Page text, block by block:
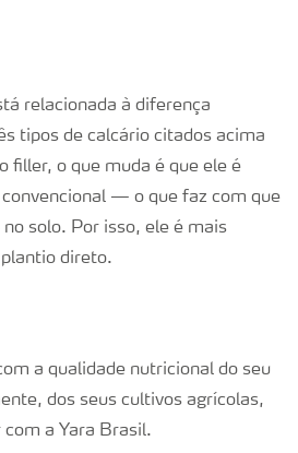
relacionada à diferença
tipos de calcário citados acima
filler, o que muda é que ele é
— o que faz com que
solo. Por isso, ele é mais
direto.
a qualidade nutricional do seu
dos seus cultivos agrícolas,
com a Yara Brasil.